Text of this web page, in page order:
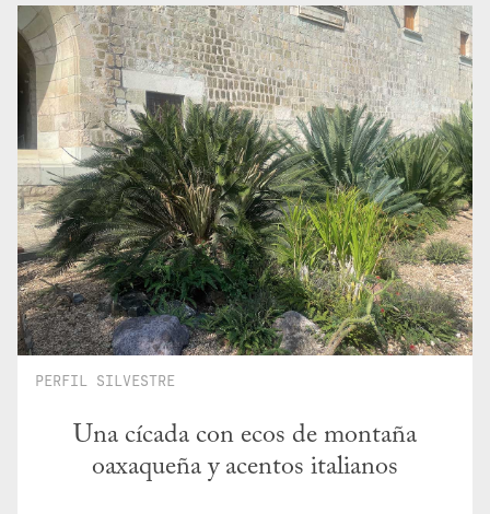
PERFIL SILVESTRE
Una cícada con ecos de montaña
oaxaqueña y acentos italianos